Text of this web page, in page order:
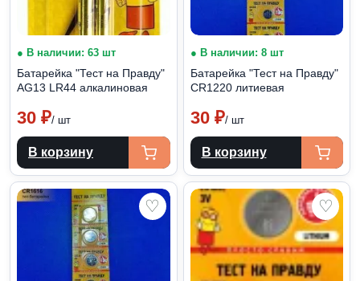
● В наличии: 63 шт
Батарейка "Тест на Правду"
AG13 LR44 алкалиновая
30 ₽/ шт
В корзину
● В наличии: 8 шт
Батарейка "Тест на Правду"
CR1220 литиевая
30 ₽/ шт
В корзину
♡ ♡